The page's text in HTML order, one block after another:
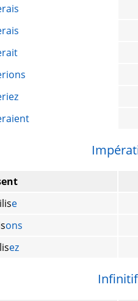
e
ons
ez
Infinitif